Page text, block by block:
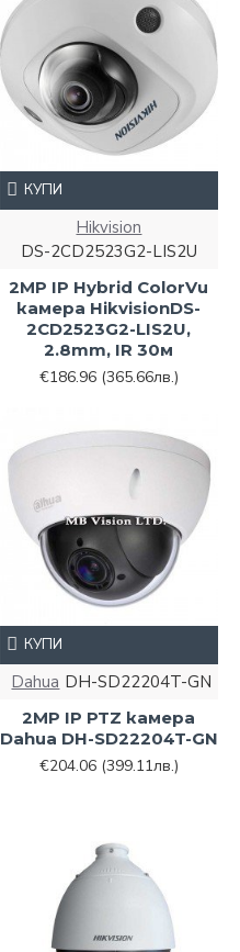
Hikvision
DS-2CD2523G2-LIS2U
2MP IP Hybrid ColorVu
камера HikvisionDS-
2CD2523G2-LIS2U,
2.8mm, IR 30м
€186.96 (365.66лв.)
КУПИ
Dahua DH-SD22204T-GN
2MP IP PTZ камера
Dahua DH-SD22204T-GN
€204.06 (399.11лв.)
КУПИ